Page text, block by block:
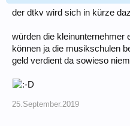
der dtkv wird sich in kürze
würden die kleinunternehmer
können ja die musikschulen
geld verdient da sowieso
25.September.2019